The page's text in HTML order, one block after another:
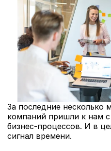
За последние несколько
компаний пришли к нам
бизнес-процессов. И в
сигнал времени.